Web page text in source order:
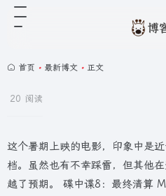
首页 • 最新博文 • 正文
20 阅读
这个暑期上映的电影，印象中是
档。虽然也有不幸踩雷，但其他
越了预期。 碟中谍8：最终清算